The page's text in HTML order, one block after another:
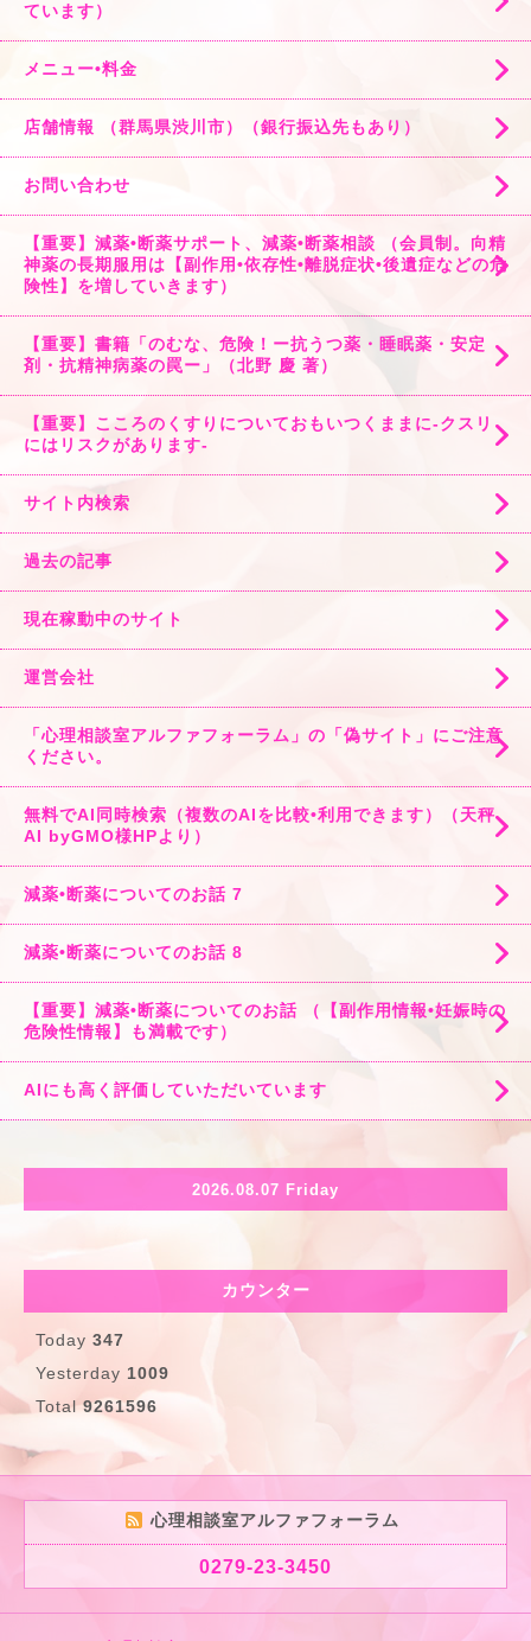
ています）
メニュー•料金
店舗情報 （群馬県渋川市）（銀行振込先もあり）
お問い合わせ
【重要】減薬•断薬サポート、減薬•断薬相談 （会員制。向精
神薬の長期服用は【副作用•依存性•離脱症状•後遺症などの危
険性】を増していきます）
【重要】書籍「のむな、危険！ー抗うつ薬・睡眠薬・安定
剤・抗精神病薬の罠ー」（北野 慶 著）
【重要】こころのくすりについておもいつくままに-クスリ
にはリスクがあります-
サイト内検索
過去の記事
現在稼動中のサイト
運営会社
「心理相談室アルファフォーラム」の「偽サイト」にご注意
ください。
無料でAI同時検索（複数のAIを比較•利用できます）（天秤
AI byGMO様HPより）
減薬•断薬についてのお話 7
減薬•断薬についてのお話 8
【重要】減薬•断薬についてのお話 （【副作用情報•妊娠時の
危険性情報】も満載です）
AIにも高く評価していただいています
2026.08.07 Friday
カウンター
Today 347
Yesterday 1009
Total9261596
心理相談室アルファフォーラム
0279-23-3450